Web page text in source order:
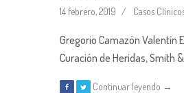
14 febrero, 2019 Casos
Gregorio Camazón Valentín
Curación de Heridas, Smith &…
Continuar leyendo →